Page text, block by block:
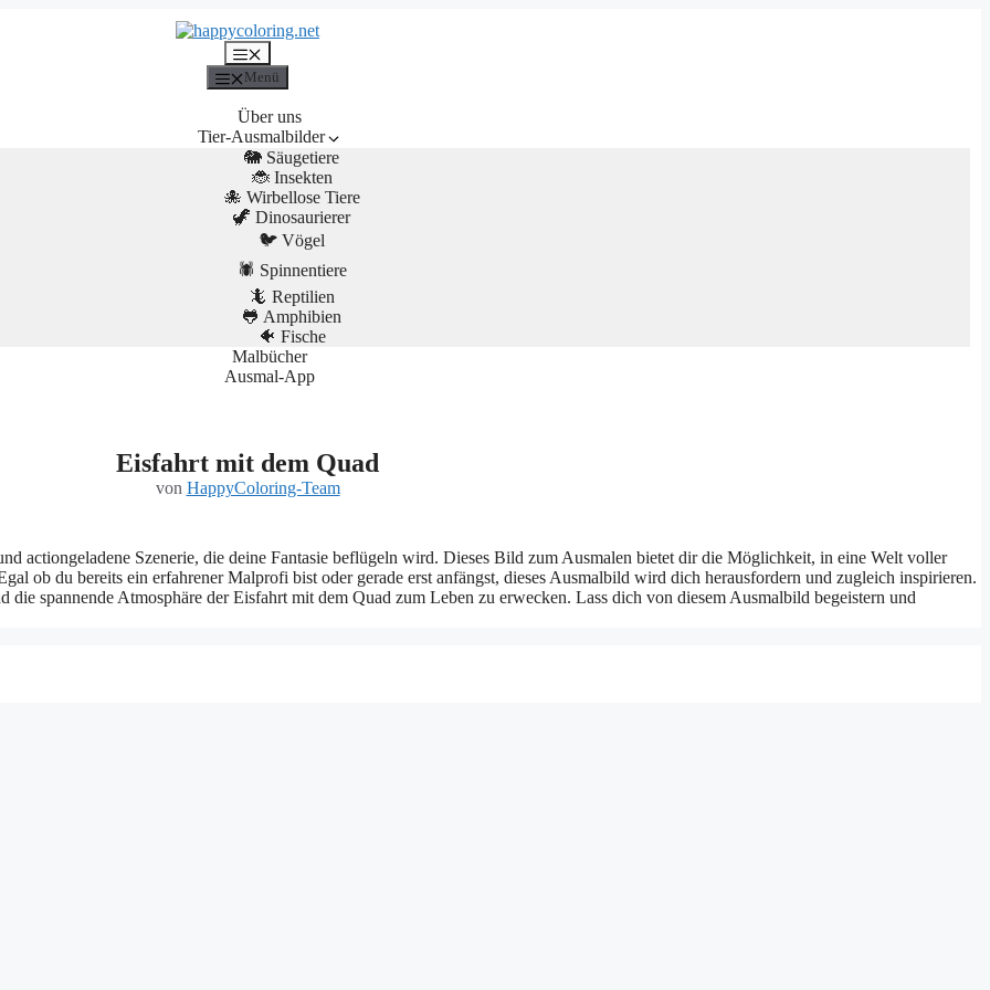
Menü
Über uns
Tier-Ausmalbilder
🐘 Säugetiere
🐞 Insekten
🐙 Wirbellose Tiere
🦖 Dinosaurierer
🐦 Vögel
🕷️ Spinnentiere
🦎 Reptilien
🐸 Amphibien
🐠 Fische
Malbücher
Ausmal-App
Eisfahrt mit dem Quad
von HappyColoring-Team
actiongeladene Szenerie, die deine Fantasie beflügeln wird. Dieses Bild zum Ausmalen bietet dir die Möglichkeit, in eine Welt voller
ob du bereits ein erfahrener Malprofi bist oder gerade erst anfängst, dieses Ausmalbild wird dich herausfordern und zugleich inspirieren.
die spannende Atmosphäre der Eisfahrt mit dem Quad zum Leben zu erwecken. Lass dich von diesem Ausmalbild begeistern und